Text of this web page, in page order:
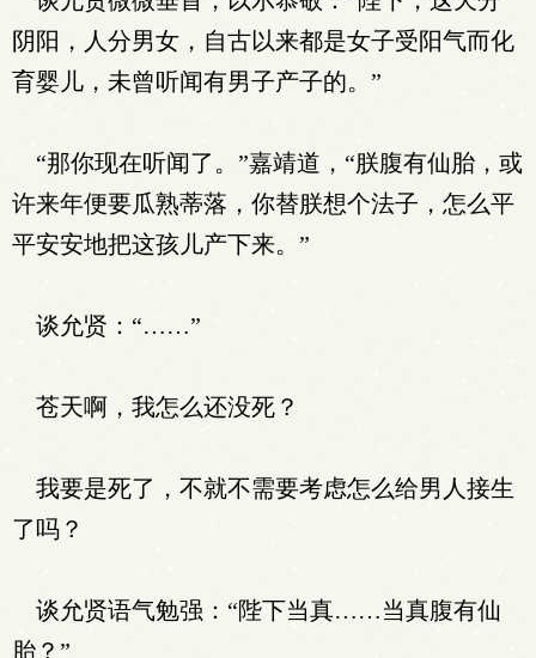
阴阳，人分男女，自古以来都是女子受阳气而化
育婴儿，未曾听闻有男子产子的。”
“那你现在听闻了。”嘉靖道，“朕腹有仙胎，或
许来年便要瓜熟蒂落，你替朕想个法子，怎么平
平安安地把这孩儿产下来。”
谈允贤：“……”
苍天啊，我怎么还没死？
我要是死了，不就不需要考虑怎么给男人接生
了吗？
谈允贤语气勉强：“陛下当真……当真腹有仙
胎？”